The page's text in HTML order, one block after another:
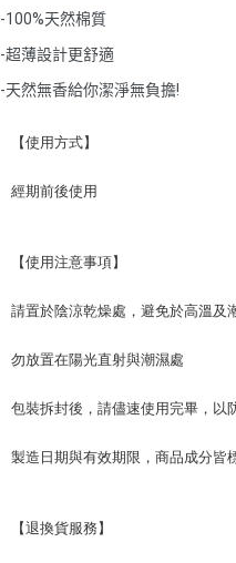
-100%天然棉質
-超薄設計更舒適
-天然無香給你潔淨無負擔!
【使用方式】
經期前後使用
【使用注意事項】
請置於陰涼乾燥處，避免於高溫及
勿放置在陽光直射與潮濕處
包裝拆封後，請儘速使用完畢，以
製造日期與有效期限，商品成分皆
【退換貨服務】